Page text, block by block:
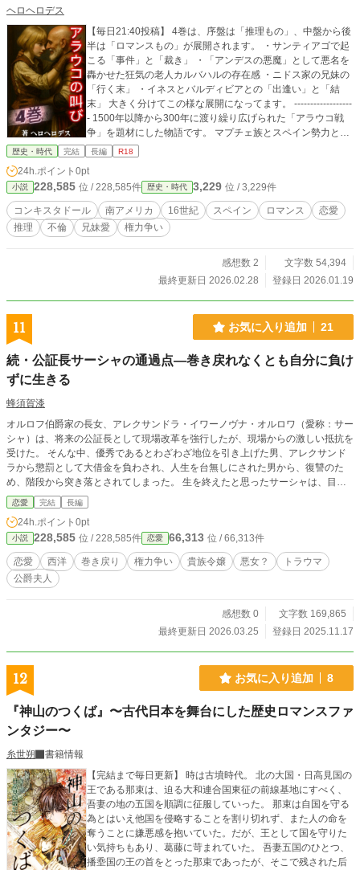
ヘロヘロデス
【毎日21:40投稿】 4巻は、序盤は「推理もの」、中盤から後
半は「ロマンスもの」が展開されます。 ・サンティアゴで起
こる「事件」と「裁き」 ・「アンデスの悪魔」として悪名を
轟かせた狂気の老人カルバハルの存在感 ・ニドス家の兄妹の
「行く末」 ・イネスとバルディビアとの「出逢い」と「結
末」 大きく分けてこの様な展開になってます。 ------------------
- 1500年以降から300年に渡り繰り広げられた「アラウコ戦
争」を題材にした物語です。 マプチェ族とスペイン勢力との
激突だけでなく、 スペイン勢力内部での覇権争い、 そしてイ
の友人からの情報や様々な文献を元に史実に基づいて描かれ
ている部分もあれば、 フィクションも混在しています。 動画
制作などを視野に入れてる為、脚本として使いやすい様に、
基本は会話形式で書いています。 HPでは人物紹介や年表等、
最新話を先行公開しています。 公式HP:アラウコの叫び youtu
歴史・時代 完結 長編 R18
24h.ポイント 0pt
小説 228,585 位 / 228,585件 歴史・時代 3,229 位 / 3,229件
コンキスタドール 南アメリカ 16世紀 スペイン ロマンス
恋愛
推理
不倫 兄妹愛 権力争い
感想数 2
文字数 54,394
最終更新日 2026.02.28
登録日 2026.01.19
11 お気に入り追加 21
続・公証長サーシャの通過点―巻き戻れなくとも自分に負け
ずに生きる
蜂須賀漆
オルロフ伯爵家の長女、アレクサンドラ・イワーノヴナ・オルロワ（愛称：サー
シャ）は、将来の公証長として現場改革を強行したが、現場からの激しい抵抗を
受けた。 そんな中、優秀であるとわざわざ地位を引き上げた男、アレクサンド
ラから懲罰として大借金を負わされ、人生を台無しにされた男から、復讐のた
め、階段から突き落とされてしまった。 生を終えたと思ったサーシャは、目が
覚めると、まだ幼い頃、皇后と王子ニコライとの茶会まで、時間が戻っていた。
時が巻き戻る前と打って変わって引っ込み思案で怯えがちになったサーシャは、
それでも生来の責任感を発揮して、公証を変えていこうと悩み苦しみながら、少
しずつ人生を切り開いていった。 公証長の座がオルロフ家から離される危機を
乗り越え、ニコライを配偶者に迎えたアレクサンドラは、公証長に就任し、新た
な政策を通すために一歩を踏み出したが、物事は思う通りには進んでいかない。
内部からの抵抗、元老院に対する根回しなどの困難に立ち向かう一方で、妻とし
況や夫の情熱に動かされて少しずつ変わっていく。 「公証長サーシャの通過点
―巻き戻った今度は自分に負けずに生きる」の続編ですので、そちらを先にお読
き続き、「西洋風ロマンスファンタジー×悲劇の悪女のやり直し」がコンセプト
ですが、今回は、「巻き戻った」ではなく「巻き戻れなくとも」というサブタイ
トルです。
恋愛 完結 長編
24h.ポイント 0pt
小説 228,585 位 / 228,585件 恋愛 66,313 位 / 66,313件
恋愛 西洋 巻き戻り 権力争い 貴族令嬢 悪女？
トラウマ
公爵夫人
感想数 0
文字数 169,865
最終更新日 2026.03.25
登録日 2025.11.17
12 お気に入り追加 8
『神山のつくば』〜古代日本を舞台にした歴史ロマンスファ
ンタジー〜
糸世朔
書籍情報
【完結まで毎日更新】 時は古墳時代。 北の大国・日高見国の
王である那束は、迫る大和連合国東征の前線基地にすべく、
吾妻の地の五国を順調に征服していった。 那束は自国を守る
為とはいえ他国を侵略することを割り切れず、また人の命を
奪うことに嫌悪感を抱いていた。だが、王として国を守りた
い気持ちもあり、葛藤に苛まれていた。 吾妻五国のひとつ、
播埀国の王の首をとった那束であったが、そこで残された后